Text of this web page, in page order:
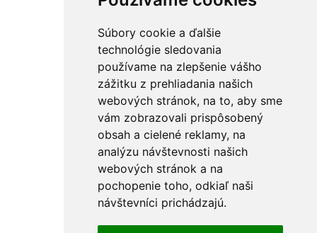
Súbory cookie a ďalšie
technológie sledovania
používame na zlepšenie vášho
zážitku z prehliadania našich
webových stránok, na to, aby sme
vám zobrazovali prispôsobený
obsah a cielené reklamy, na
analýzu návštevnosti našich
webových stránok a na
pochopenie toho, odkiaľ naši
návštevníci prichádzajú.